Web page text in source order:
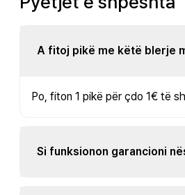
A fitoj pikë me këtë blerje
Po, fiton 1 pikë për çdo 1€ të
Si funksionon garancioni